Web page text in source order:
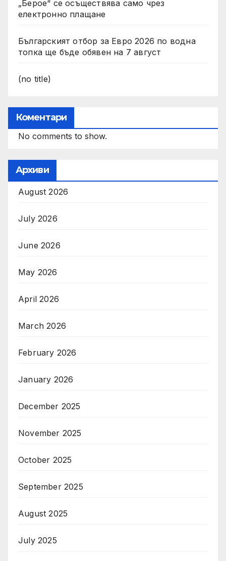
„Берое“ се осъществява само чрез
електронно плащане
Българският отбор за Евро 2026 по водна
топка ще бъде обявен на 7 август
(no title)
Коментари
No comments to show.
Архиви
August 2026
July 2026
June 2026
May 2026
April 2026
March 2026
February 2026
January 2026
December 2025
November 2025
October 2025
September 2025
August 2025
July 2025